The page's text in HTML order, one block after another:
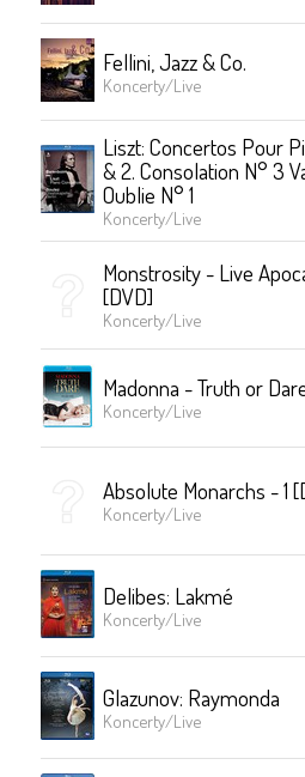
Fellini, Jazz & Co.
Koncerty/Live
Liszt: Concertos Pour
& 2. Consolation N° 3
Oublie N° 1
Koncerty/Live
Monstrosity - Live
[DVD]
Koncerty/Live
Madonna - Truth or
Koncerty/Live
Absolute Monarchs - 1
Koncerty/Live
Delibes: Lakmé
Koncerty/Live
Glazunov: Raymonda
Koncerty/Live